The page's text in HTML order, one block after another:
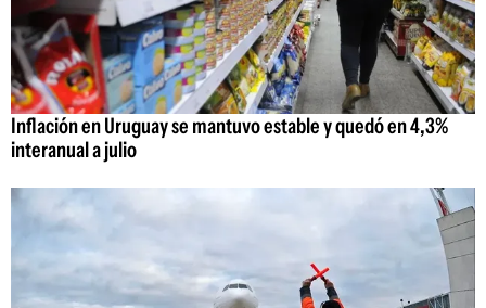
Inflación en Uruguay se mantuvo estable y quedó en 4,3%
interanual a julio